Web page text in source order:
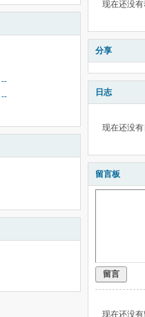
--
--
现在还没
分享
日志
现在还没
留言板
留言
现在还没